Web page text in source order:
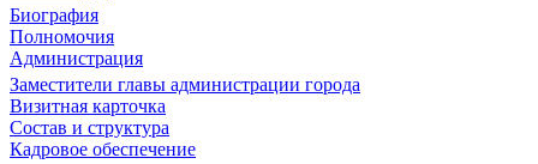
Биография
Полномочия
Администрация
Заместители главы администрации города
Визитная карточка
Состав и структура
Кадровое обеспечение